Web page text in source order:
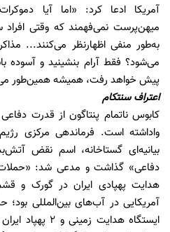
آمریکا ادعا کرد: «اما آیا
میهن‌پرست نمی‌فهمند که وقتی
به‌طور منفی اظهارنظر می‌کنند...
می‌شود؟ فقط آرام بنشینید و آسوده
پیش خواهد رفت، همیشه همین‌طور
اعتراف سنتکام
کابوس ناتمام پنتاگون از قدرت دفاعی
واداشته است. فرماندهی مرکزی
بیانیه‌ای گستاخانه، اسم نقض
دفاعی» گذاشت و مدعی شد: «حملات
هدایت پهپادی ایران در گورک و
آمریکایی در آب‌های بین‌المللی بود؛
ایستگاه هدایت